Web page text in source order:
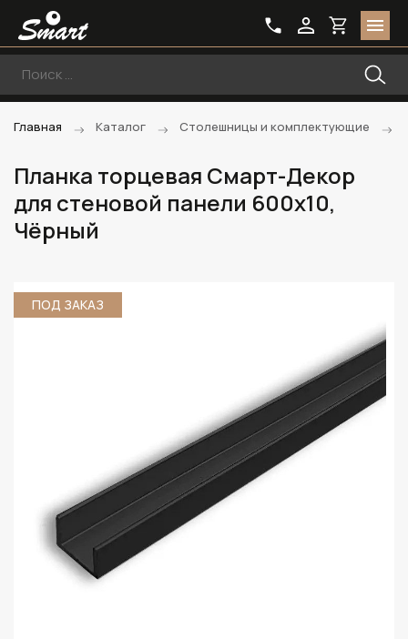
Главная Каталог Столешницы и комплектующие
Планка торцевая Смарт-Декор
для стеновой панели 600х10,
Чёрный
ПОД ЗАКАЗ